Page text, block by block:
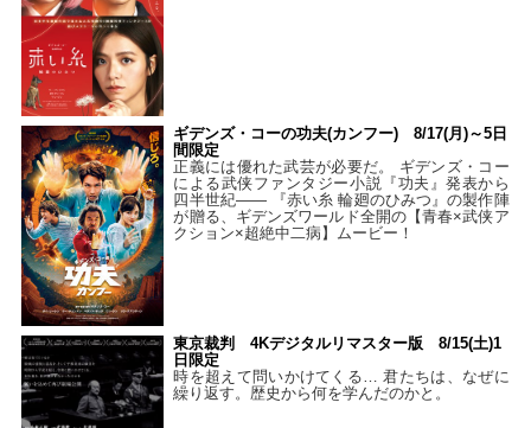
ギデンズ・コーの功夫(カンフー) 8/17(月)～5日
間限定
正義には優れた武芸が必要だ。 ギデンズ・コー
による武侠ファンタジー小説『功夫』発表から
四半世紀―― 『赤い糸 輪廻のひみつ』の製作陣
が贈る、ギデンズワールド全開の【青春×武侠ア
クション×超絶中二病】ムービー！
東京裁判 4Kデジタルリマスター版 8/15(土)1
日限定
時を超えて問いかけてくる… 君たちは、なぜに
繰り返す。歴史から何を学んだのかと。